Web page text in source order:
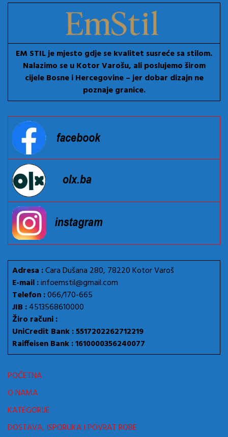
EM STIL je mjesto gdje se kvalitet susreće sa stilom.
Nalazimo se u Kotor Varošu, ali poslujemo širom
cijele Bosne i Hercegovine – jer dobar dizajn ne
poznaje granice.
Adresa :Cara Dušana 280, 78220 Kotor Varoš
E-mail :infoemstil@gmail.com
Telefon :066/170-665
JIB :4513568610000
Žiro računi :
UniCredit Bank : 5517202262712219
Raiffeisen Bank : 1610000356240077
POČETNA
O NAMA
KATEGORIJE
DOSTAVA, ISPORUKA I POVRAT ROBE